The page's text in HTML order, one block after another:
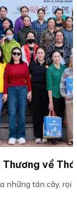
về
những tán cây, rọi